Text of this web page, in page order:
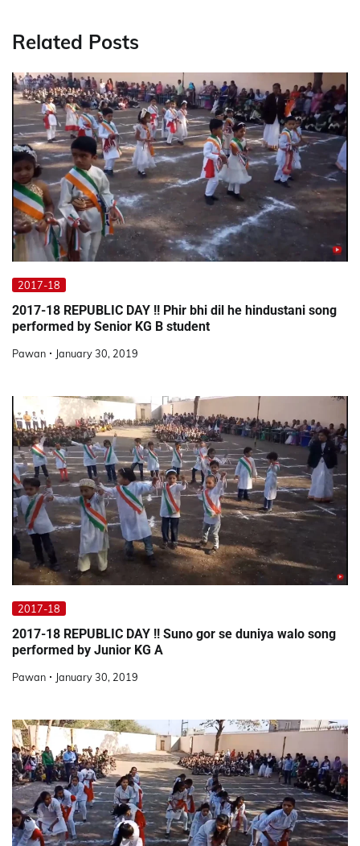
Related Posts
2017-18
2017-18 REPUBLIC DAY !! Phir bhi dil he hindustani song
performed by Senior KG B student
Pawan January 30, 2019
2017-18
2017-18 REPUBLIC DAY !! Suno gor se duniya walo song
performed by Junior KG A
Pawan January 30, 2019